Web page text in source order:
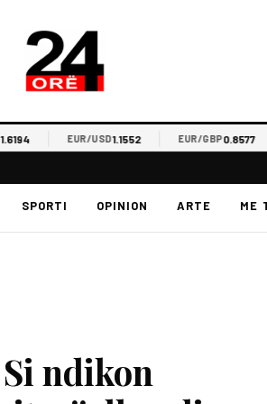
EUR/USD1.1552 EUR/GBP0.8577
SPORTI OPINION ARTE ME
ndikon